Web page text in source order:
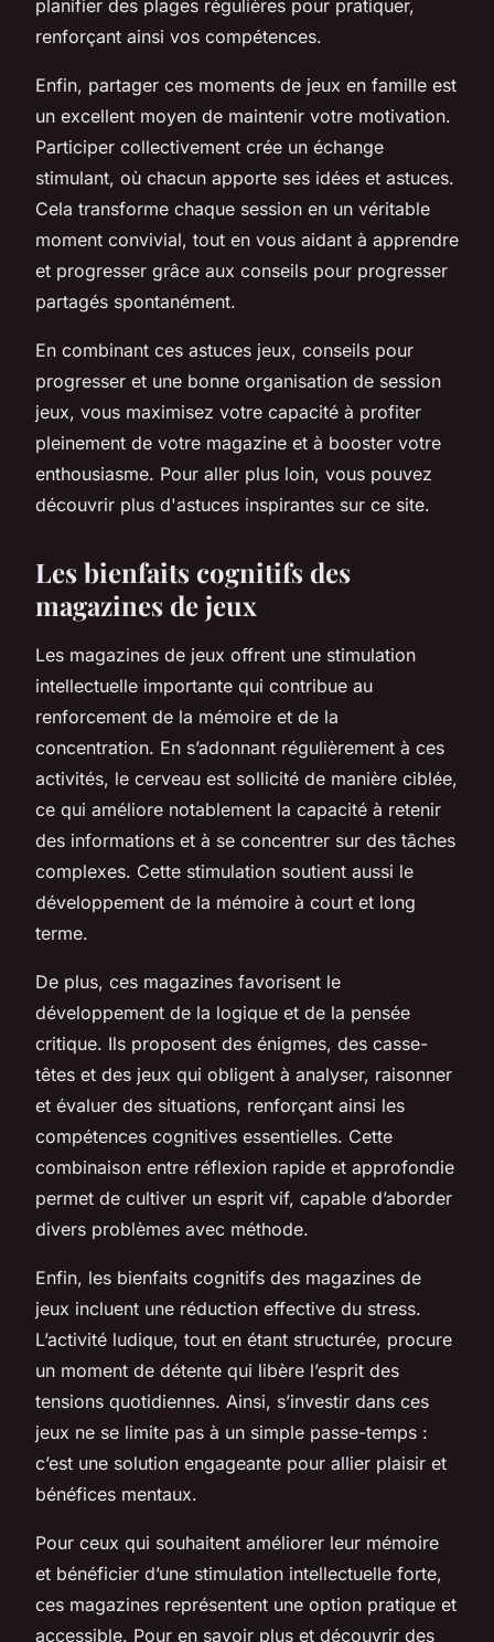
planifier des plages régulières pour pratiquer,
renforçant ainsi vos compétences.
Enfin, partager ces moments de jeux en famille est
un excellent moyen de maintenir votre motivation.
Participer collectivement crée un échange
stimulant, où chacun apporte ses idées et astuces.
Cela transforme chaque session en un véritable
moment convivial, tout en vous aidant à apprendre
et progresser grâce aux conseils pour progresser
partagés spontanément.
En combinant ces astuces jeux, conseils pour
progresser et une bonne organisation de session
jeux, vous maximisez votre capacité à profiter
pleinement de votre magazine et à booster votre
enthousiasme. Pour aller plus loin, vous pouvez
découvrir plus d'astuces inspirantes sur ce site.
Les bienfaits cognitifs des
magazines de jeux
Les magazines de jeux offrent une stimulation
intellectuelle importante qui contribue au
renforcement de la mémoire et de la
concentration. En s’adonnant régulièrement à ces
activités, le cerveau est sollicité de manière ciblée,
ce qui améliore notablement la capacité à retenir
des informations et à se concentrer sur des tâches
complexes. Cette stimulation soutient aussi le
développement de la mémoire à court et long
terme.
De plus, ces magazines favorisent le
développement de la logique et de la pensée
critique. Ils proposent des énigmes, des casse-
têtes et des jeux qui obligent à analyser, raisonner
et évaluer des situations, renforçant ainsi les
compétences cognitives essentielles. Cette
combinaison entre réflexion rapide et approfondie
permet de cultiver un esprit vif, capable d’aborder
divers problèmes avec méthode.
Enfin, les bienfaits cognitifs des magazines de
jeux incluent une réduction effective du stress.
L’activité ludique, tout en étant structurée, procure
un moment de détente qui libère l’esprit des
tensions quotidiennes. Ainsi, s’investir dans ces
jeux ne se limite pas à un simple passe-temps :
c’est une solution engageante pour allier plaisir et
bénéfices mentaux.
Pour ceux qui souhaitent améliorer leur mémoire
et bénéficier d’une stimulation intellectuelle forte,
ces magazines représentent une option pratique et
accessible. Pour en savoir plus et découvrir des